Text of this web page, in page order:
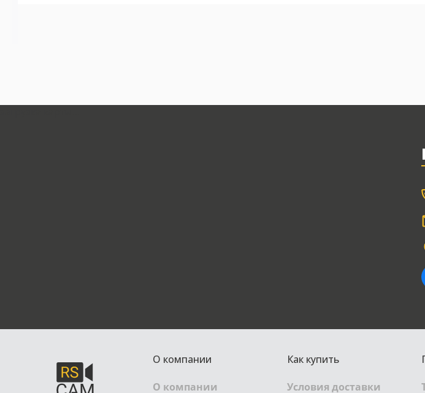
О компании
О компании
Как купить
Условия доставки